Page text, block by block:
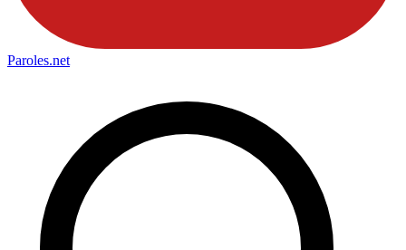
Paroles.net